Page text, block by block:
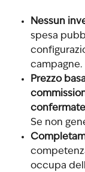
Nessun
spesa
campagne.
Prezzo
confermate
Se non
occupa